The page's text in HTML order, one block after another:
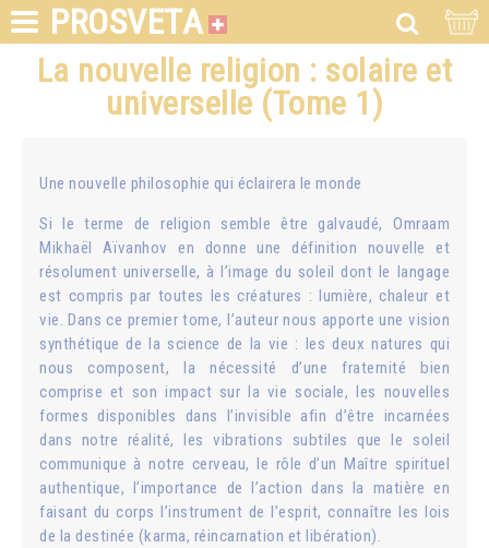
PROSVETA
La nouvelle religion : solaire et
universelle (Tome 1)
Une nouvelle philosophie qui éclairera le monde
Si le terme de religion semble être galvaudé, Omraam
Mikhaël Aïvanhov en donne une définition nouvelle et
résolument universelle, à l’image du soleil dont le langage
est compris par toutes les créatures : lumière, chaleur et
vie. Dans ce premier tome, l’auteur nous apporte une vision
synthétique de la science de la vie : les deux natures qui
nous composent, la nécessité d’une fraternité bien
comprise et son impact sur la vie sociale, les nouvelles
formes disponibles dans l’invisible afin d’être incarnées
dans notre réalité, les vibrations subtiles que le soleil
communique à notre cerveau, le rôle d’un Maître spirituel
authentique, l’importance de l’action dans la matière en
faisant du corps l’instrument de l’esprit, connaître les lois
de la destinée (karma, réincarnation et libération).